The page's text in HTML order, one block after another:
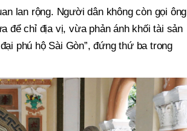
lan rộng. Người dân không còn gọi ông
để chỉ địa vị, vừa phản ánh khối tài sản
phú hộ Sài Gòn”, đứng thứ ba trong